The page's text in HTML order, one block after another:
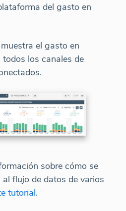
del gasto en
el gasto en
los canales de
sobre cómo se
flujo de datos de varios
tutorial.